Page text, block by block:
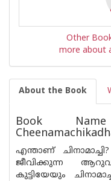
Other
more
About the Book
Book
എന്താണ്
ജീവിക്കുന്ന
കുട്ടിയേയും